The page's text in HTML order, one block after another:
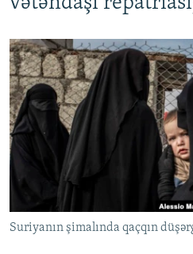
Suriyanın şimalında qaçqın